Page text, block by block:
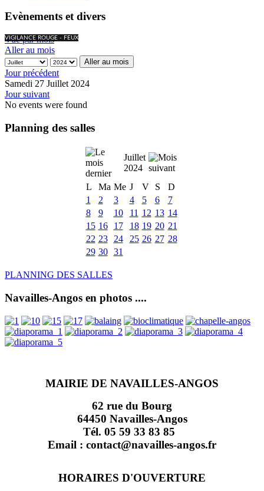
Evènements et divers
VIGILANCE ROUGE - FEUX
Vue par mois
Aller au mois
Aller au mois
Jour précédent
Samedi 27 Juillet 2024
Jour suivant
No events were found
Planning des salles
Juillet
2024
L
Ma Me J V S
D
1
2 3 4 5 6
7
8
9 10 11 12 13 14
15 16 17 18 19 20 21
22 23 24 25 26 27 28
29 30 31
PLANNING DES SALLES
Navailles-Angos en photos ....
MAIRIE DE NAVAILLES-ANGOS
62 rue du Bourg
64450 Navailles-Angos
Tél. 05 59 33 83 85
Email : contact@navailles-angos.fr
HORAIRES D'OUVERTURE